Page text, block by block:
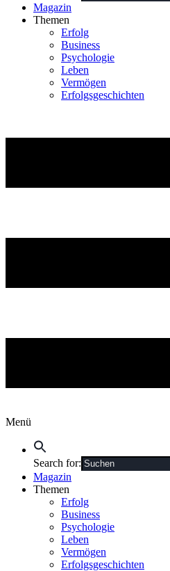
Magazin
Themen
Erfolg
Business
Psychologie
Leben
Vermögen
Erfolgsgeschichten
Menü
Search for:
Magazin
Themen
Erfolg
Business
Psychologie
Leben
Vermögen
Erfolgsgeschichten